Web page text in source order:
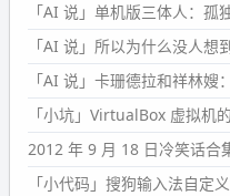
「AI 说」单机版三体人：孤
「AI 说」所以为什么没人想
「AI 说」卡珊德拉和祥林嫂
「小坑」VirtualBox 虚拟机
2012 年 9 月 18 日冷笑话合
「小代码」搜狗输入法自定